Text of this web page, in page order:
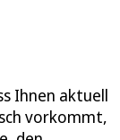
Ihnen aktuell
vorkommt,